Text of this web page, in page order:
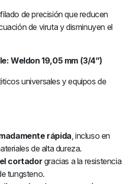
de precisión que reducen
de viruta y disminuyen el
Weldon 19,05 mm (3/4”)
universales y equipos de
rápida, incluso en
de alta dureza.
cortador gracias a la resistencia
tungsteno.